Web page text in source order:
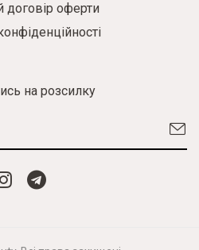
договір оферти
на розсилку